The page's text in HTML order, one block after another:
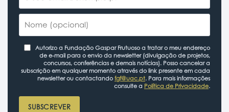
Autorizo a Fundação Gaspar Frutuoso a tratar o meu endereço
de e-mail para o envio da newsletter (divulgação de projetos,
concursos, conferências e demais notícias). Posso cancelar a
subscrição em qualquer momento através do link presente em cada
newsletter ou contactando fgf@uac.pt. Para mais informações
consulte a Política de Privacidade.
SUBSCREVER